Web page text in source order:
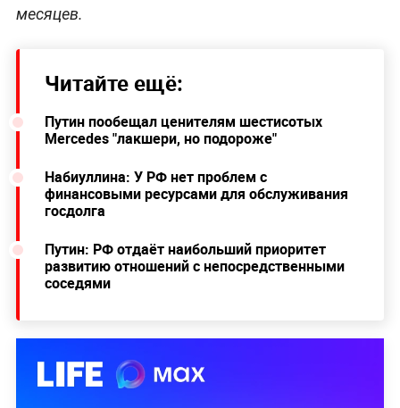
месяцев.
Читайте ещё:
Путин пообещал ценителям шестисотых
Mercedes "лакшери, но подороже"
Набиуллина: У РФ нет проблем с
финансовыми ресурсами для обслуживания
госдолга
Путин: РФ отдаёт наибольший приоритет
развитию отношений с непосредственными
соседями